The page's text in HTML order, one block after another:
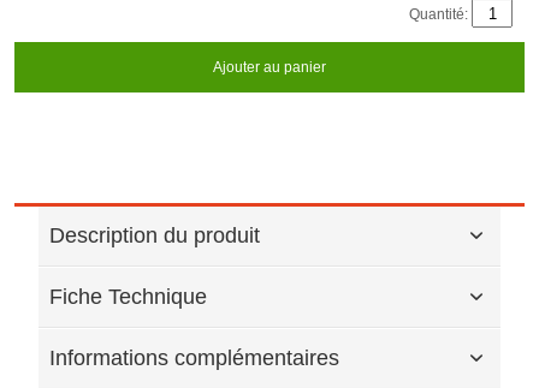
Quantité:
Ajouter au panier
Description du produit
Fiche Technique
Informations complémentaires